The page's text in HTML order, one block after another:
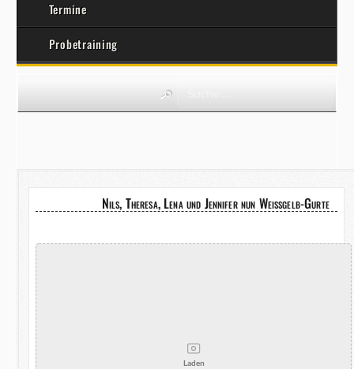
Termine
Probetraining
Nils, Theresa, Lena und Jennifer nun Weißgelb-Gurte
Laden